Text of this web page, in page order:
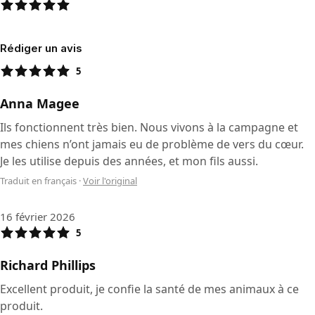
Rédiger un avis
5
Anna Magee
Ils fonctionnent très bien. Nous vivons à la campagne et
mes chiens n’ont jamais eu de problème de vers du cœur.
Je les utilise depuis des années, et mon fils aussi.
Traduit en français ·Voir l'original
16 février 2026
5
Richard Phillips
Excellent produit, je confie la santé de mes animaux à ce
produit.